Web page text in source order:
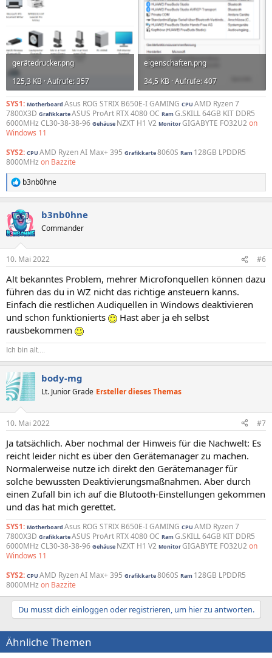
gerätedrucker.png
125,3 KB · Aufrufe: 357
eigenschaften.png
34,5 KB · Aufrufe: 407
SYS1: Motherboard Asus ROG STRIX B650E-I GAMING CPU AMD Ryzen 7
7800X3D GrafikkarteASUS ProArt RTX 4080 OC RamG.SKILL 64GB KIT DDR5
6000MHz CL30-38-38-96 Gehäuse NZXT H1 V2 MonitorGIGABYTE FO32U2on
Windows 11
SYS2: CPU AMD Ryzen AI Max+ 395 Grafikkarte8060S Ram 128GB LPDDR5
8000MHz on Bazzite
R
e
k
t
i
e
:
b3nb0hne
b3nb0hne
Commander
10. Mai 2022 #6
Alt bekanntes Problem, mehrer Microfonquellen können dazu
führen das du in WZ nicht das richtige ansteuern kanns.
Einfach die restlichen Audiquellen in Windows deaktivieren
und schon funktionierts
Hast aber ja eh selbst
rausbekommen
Ich bin alt....
body-mg
Lt. Junior Grade Ersteller dieses Themas
10. Mai 2022 #7
Ja tatsächlich. Aber nochmal der Hinweis für die Nachwelt: Es
reicht leider nicht es über den Gerätemanager zu machen.
Normalerweise nutze ich direkt den Gerätemanager für
solche bewussten Deaktivierungsmaßnahmen. Aber durch
einen Zufall bin ich auf die Blutooth-Einstellungen gekommen
und das hat mich gerettet.
SYS1: Motherboard Asus ROG STRIX B650E-I GAMING CPU AMD Ryzen 7
7800X3D GrafikkarteASUS ProArt RTX 4080 OC RamG.SKILL 64GB KIT DDR5
6000MHz CL30-38-38-96 Gehäuse NZXT H1 V2 MonitorGIGABYTE FO32U2on
Windows 11
SYS2: CPU AMD Ryzen AI Max+ 395 Grafikkarte8060S Ram 128GB LPDDR5
8000MHz on Bazzite
Du musst dich einloggen oder registrieren, um hier zu antworten.
Ähnliche Themen